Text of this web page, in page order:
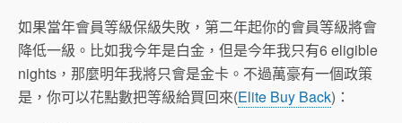
如果當年會員等級保級失敗，第二年起你的會員等級將會
降低一級。比如我今年是白金，但是今年我只有6 eligible
nights，那麼明年我將只會是金卡。不過萬豪有一個政策
是，你可以花點數把等級給買回來(Elite Buy Back)：